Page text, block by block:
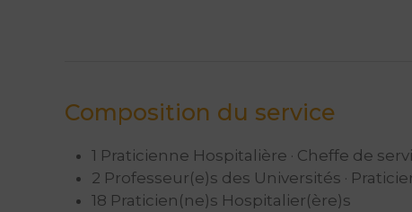
Composition du service
1 Praticienne Hospitalière · Cheffe de
2 Professeur(e)s des Universités ·
18 Praticien(ne)s Hospitalier(ère)s